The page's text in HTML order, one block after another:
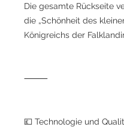
Die gesamte Rückseite
die „Schönheit des
Königreichs der
⸻
💷 Technologie und